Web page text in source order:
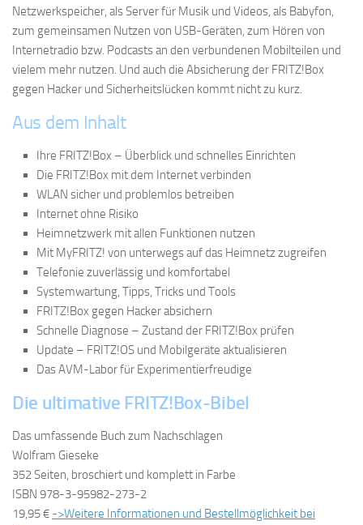
Netzwerkspeicher, als Server für Musik und Videos, als Babyfon,
zum gemeinsamen Nutzen von USB-Geräten, zum Hören von
Internetradio bzw. Podcasts an den verbundenen Mobilteilen und
vielem mehr nutzen. Und auch die Absicherung der FRITZ!Box
gegen Hacker und Sicherheitslücken kommt nicht zu kurz.
Aus dem Inhalt
Ihre FRITZ!Box – Überblick und schnelles Einrichten
Die FRITZ!Box mit dem Internet verbinden
WLAN sicher und problemlos betreiben
Internet ohne Risiko
Heimnetzwerk mit allen Funktionen nutzen
Mit MyFRITZ! von unterwegs auf das Heimnetz zugreifen
Telefonie zuverlässig und komfortabel
Systemwartung, Tipps, Tricks und Tools
FRITZ!Box gegen Hacker absichern
Schnelle Diagnose – Zustand der FRITZ!Box prüfen
Update – FRITZ!OS und Mobilgeräte aktualisieren
Das AVM-Labor für Experimentierfreudige
Die ultimative FRITZ!Box-Bibel
Das umfassende Buch zum Nachschlagen
Wolfram Gieseke
352 Seiten, broschiert und komplett in Farbe
ISBN 978-3-95982-273-2
19,95 € ->Weitere Informationen und Bestellmöglichkeit bei